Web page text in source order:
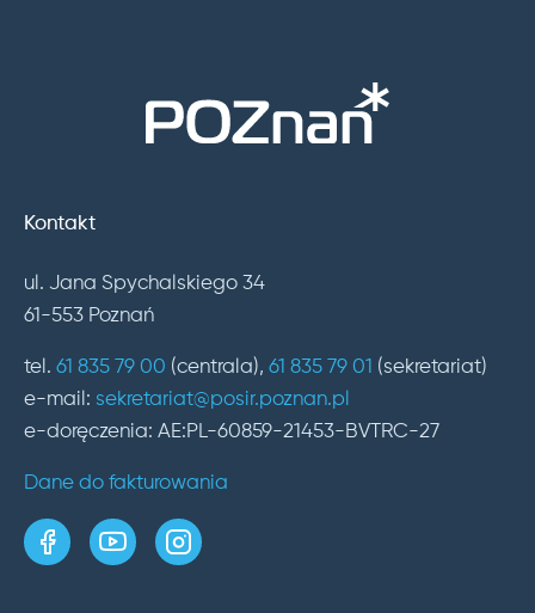
Kontakt
ul. Jana Spychalskiego 34
61-553 Poznań
tel. 61 835 79 00 (centrala), 61 835 79 01 (sekretariat)
e-mail: sekretariat@posir.poznan.pl
e-doręczenia: AE:PL-60859-21453-BVTRC-27
Dane do fakturowania
strona w serwisie Facebook
kanał w serwisie YouTube
profil w serwisie Instagram